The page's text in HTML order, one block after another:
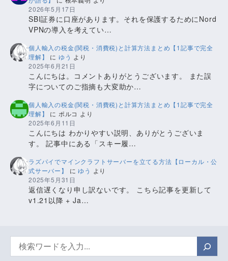
2026年5月17日
SBI証券に口座があります。それを保護するためにNord
VPNの導入を考えてい…
個人輸入の税金(関税・消費税)と計算方法まとめ【1記事で完全
理解】
に ゆう より
2025年6月21日
こんにちは。コメントありがとうございます。 また誤
字についてのご指摘も大変助か…
個人輸入の税金(関税・消費税)と計算方法まとめ【1記事で完全
理解】
に ポルコ より
2025年6月11日
こんにちは わかりやすい説明、ありがとうございま
す。 記事中にある「スキー履…
ラズパイでマインクラフトサーバーを立てる方法【ローカル・公
式サーバー】
にゆう より
2025年5月31日
返信遅くなり申し訳ないです。 こちら記事を更新して
v1.21以降 + Ja…
検
索